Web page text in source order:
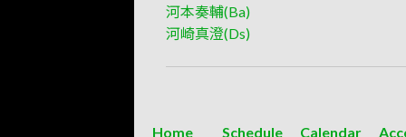
河本奏輔(Ba)
河崎真澄(Ds)
Home Schedule Calendar